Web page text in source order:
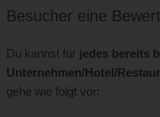
Besucher eine
Du kannst für jedes bereits
Unternehmen/Hotel/
gehe wie folgt vor: